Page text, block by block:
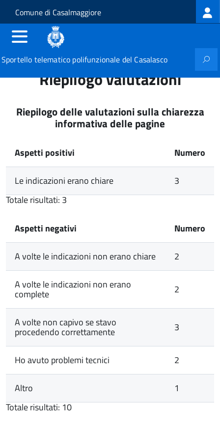
Salta al contenuto principale
Skip to site navigation
Comune di Casalmaggiore
Sportello telematico polifunzionale del Casalasco
Riepilogo valutazioni
Riepilogo delle valutazioni sulla chiarezza
informativa delle pagine
Aspetti positivi Numero
Le indicazioni erano chiare
3
Totale risultati: 3
Aspetti negativi Numero
A volte le indicazioni non erano chiare 2
A volte le indicazioni non erano
complete 2
A volte non capivo se stavo
procedendo correttamente 3
Ho avuto problemi tecnici 2
Altro
1
Totale risultati: 10